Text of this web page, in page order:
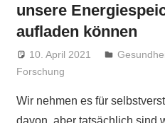
unsere
aufladen können
10. April 2021 Niki Vogt
Forschung
Wir nehmen es für